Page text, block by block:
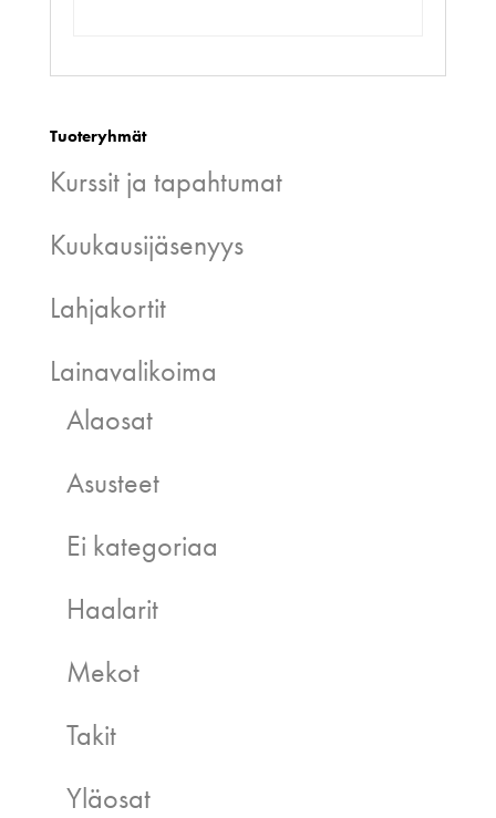
Tuoteryhmät
Kurssit ja tapahtumat
Kuukausijäsenyys
Lahjakortit
Lainavalikoima
Alaosat
Asusteet
Ei kategoriaa
Haalarit
Mekot
Takit
Yläosat